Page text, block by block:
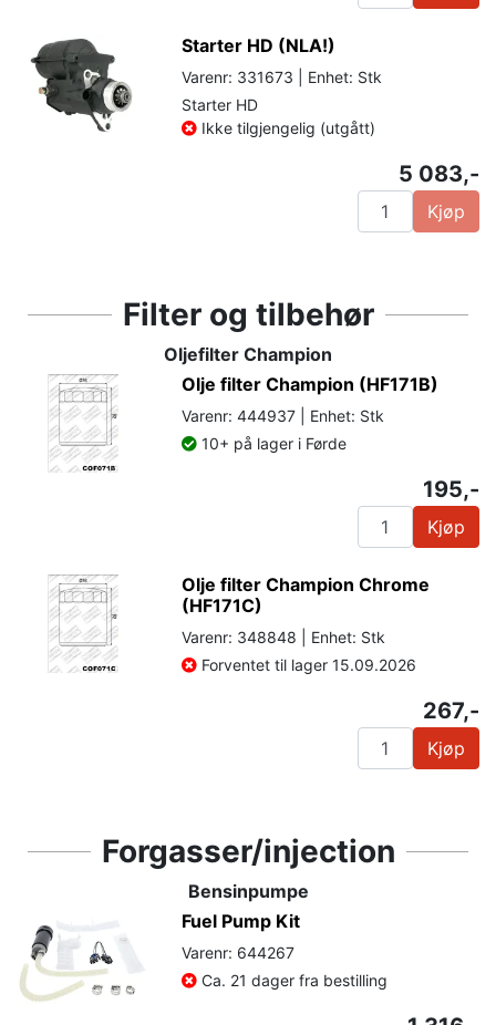
Starter HD (NLA!)
Varenr: 331673 | Enhet: Stk
Starter HD
Ikke tilgjengelig (utgått)
5 083,-
Kjøp
Filter og tilbehør
Oljefilter Champion
Olje filter Champion (HF171B)
Varenr: 444937 | Enhet: Stk
10+ på lager i Førde
195,-
Kjøp
Olje filter Champion Chrome
(HF171C)
Varenr: 348848 | Enhet: Stk
Forventet til lager 15.09.2026
267,-
Kjøp
Forgasser/injection
Bensinpumpe
Fuel Pump Kit
Varenr: 644267
Ca. 21 dager fra bestilling